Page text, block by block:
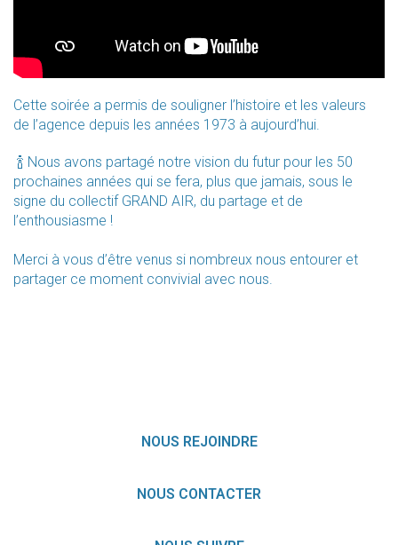
Cette soirée a permis de souligner l’histoire et les valeurs
de l’agence depuis les années 1973 à aujourd’hui.
🍾 Nous avons partagé notre vision du futur pour les 50
prochaines années qui se fera, plus que jamais, sous le
signe du collectif GRAND AIR, du partage et de
l’enthousiasme !
Merci à vous d’être venus si nombreux nous entourer et
partager ce moment convivial avec nous.
NOUS REJOINDRE
NOUS CONTACTER